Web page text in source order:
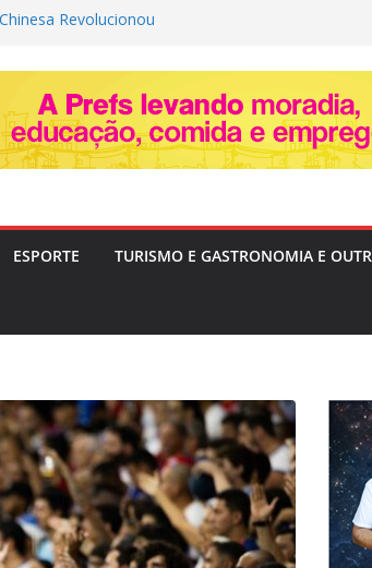
Revolucionou
ter estreia
Vermelho
ESPORTE TURISMO E GASTRONOMIA E